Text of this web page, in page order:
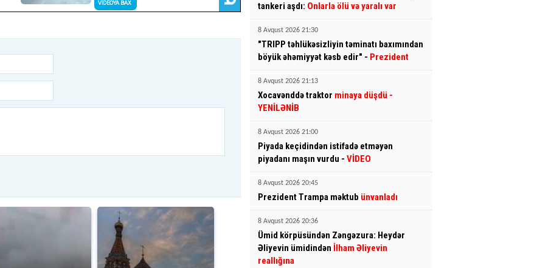
tankeri aşdı: Onlarla ölü və yaralı var
8 Avqust 2026 21:30
"TRIPP təhlükəsizliyin təminatı baxımından
böyük əhəmiyyət kəsb edir" - Prezident
8 Avqust 2026 21:13
Xocavənddə traktor minaya düşdü -
YENİLƏNİB
8 Avqust 2026 21:00
Piyada keçidindən istifadə etməyən
piyadanı maşın vurdu - VİDEO
8 Avqust 2026 20:45
Prezident Trampa məktub ünvanladı
8 Avqust 2026 20:36
Ümid körpüsündən Zəngəzura: Heydər
Əliyevin ümidindən İlham Əliyevin
reallığına